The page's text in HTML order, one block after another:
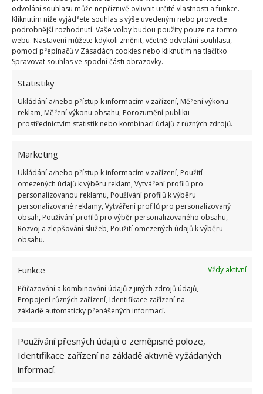
odvolání souhlasu může nepříznivě ovlivnit určité vlastnosti a funkce.
Kliknutím níže vyjádřete souhlas s výše uvedeným nebo proveďte
podrobnější rozhodnutí. Vaše volby budou použity pouze na tomto
webu. Nastavení můžete kdykoli změnit, včetně odvolání souhlasu,
pomocí přepínačů v Zásadách cookies nebo kliknutím na tlačítko
Spravovat souhlas ve spodní části obrazovky.
Statistiky
Ukládání a/nebo přístup k informacím v zařízení, Měření výkonu
reklam, Měření výkonu obsahu, Porozumění publiku
prostřednictvím statistik nebo kombinací údajů z různých zdrojů.
Marketing
Ukládání a/nebo přístup k informacím v zařízení, Použití
omezených údajů k výběru reklam, Vytváření profilů pro
personalizovanou reklamu, Používání profilů k výběru
personalizované reklamy, Vytváření profilů pro personalizovaný
obsah, Používání profilů pro výběr personalizovaného obsahu,
Rozvoj a zlepšování služeb, Použití omezených údajů k výběru
obsahu.
Funkce
Vždy aktivní
Přiřazování a kombinování údajů z jiných zdrojů údajů,
Propojení různých zařízení, Identifikace zařízení na
základě automaticky přenášených informací.
Používání přesných údajů o zeměpisné poloze,
Identifikace zařízení na základě aktivně vyžádaných
informací.
ingrediencí. Alkohol funguje jako rozpouštědlo a
také jako prostředek proti bakteriím, Tea Tree olej
má skvělé dezinfekční vlastnosti.
Alternativně můžete použít také ocet, který má
rovněž vynikající čisticí, protibakteriální a
protiplísňové účinky, jeho nevýhodou je však
pronikavý zápach, který ve vzduchu dlouho
přetrvává.